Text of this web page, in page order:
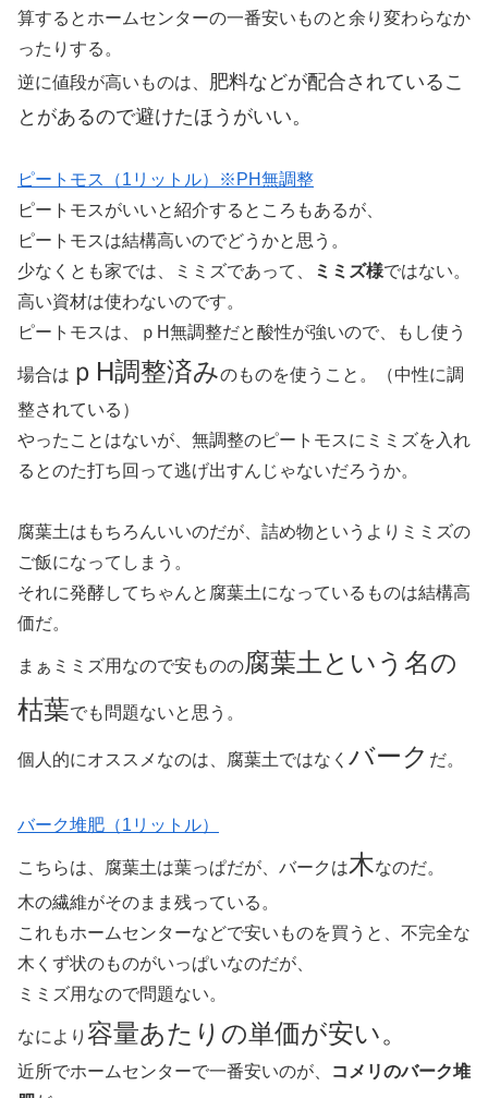
算するとホームセンターの一番安いものと余り変わらなか
ったりする。
逆に値段が高いものは、
肥料などが配合されているこ
とがあるので避けたほうがいい。
ピートモス（1リットル）※PH無調整
ピートモスがいいと紹介するところもあるが、
ピートモスは結構高いのでどうかと思う。
少なくとも家では、ミミズであって、
ミミズ様ではない。
高い資材は使わないのです。
ピートモスは、ｐH無調整だと酸性が強いので、もし使う
場合は ｐH調整済みのものを使うこと。（中性に調
整されている）
やったことはないが、無調整のピートモスにミミズを入れ
るとのた打ち回って逃げ出すんじゃないだろうか。
腐葉土はもちろんいいのだが、詰め物というよりミミズの
ご飯になってしまう。
それに発酵してちゃんと腐葉土になっているものは結構高
価だ。
まぁミミズ用なので安ものの腐葉土という名の
枯葉でも問題ないと思う。
個人的にオススメなのは、腐葉土ではなく バーク だ。
バーク堆肥（1リットル）
こちらは、腐葉土は葉っぱだが、バークは木なのだ。
木の繊維がそのまま残っている。
これもホームセンターなどで安いものを買うと、不完全な
木くず状のものがいっぱいなのだが、
ミミズ用なので問題ない。
なにより 容量あたりの単価が安い。
近所でホームセンターで一番安いのが、
コメリのバーク堆